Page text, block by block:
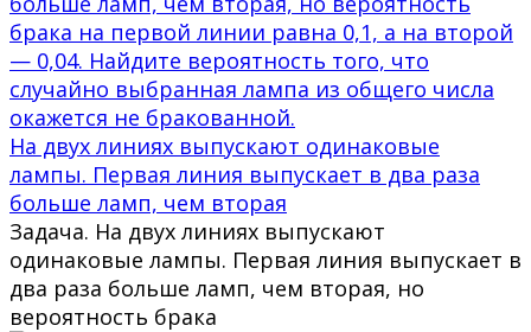
На двух линиях выпускают одинаковые
лампы. Первая линия выпускает в два раза
больше ламп, чем вторая
Задача. На двух линиях выпускают
одинаковые лампы. Первая линия выпускает в
два раза больше ламп, чем вторая, но
вероятность брака